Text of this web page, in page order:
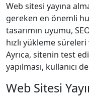
Web sitesi yayına
gereken en önemli
tasarımın uyumu,
hızlı yükleme
Ayrıca, sitenin test
yapılması, kullanıcı
Web Sitesi